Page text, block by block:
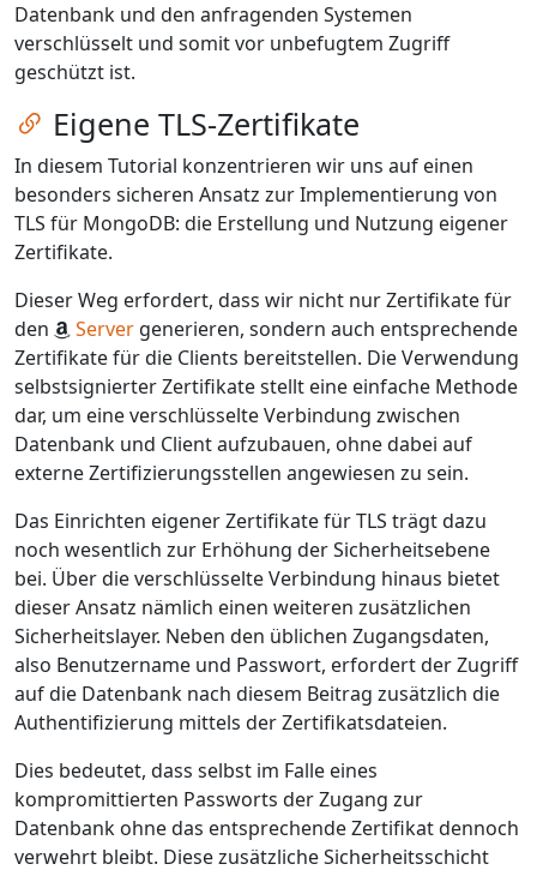
Datenbank und den anfragenden Systemen
verschlüsselt und somit vor unbefugtem Zugriff
geschützt ist.
Zum Kapitel springen
Eigene TLS-Zertifikate
In diesem Tutorial konzentrieren wir uns auf einen
besonders sicheren Ansatz zur Implementierung von
TLS für MongoDB: die Erstellung und Nutzung eigener
Zertifikate.
Dieser Weg erfordert, dass wir nicht nur Zertifikate für
den
Server generieren, sondern auch entsprechende
Zertifikate für die Clients bereitstellen. Die Verwendung
selbstsignierter Zertifikate stellt eine einfache Methode
dar, um eine verschlüsselte Verbindung zwischen
Datenbank und Client aufzubauen, ohne dabei auf
externe Zertifizierungsstellen angewiesen zu sein.
Das Einrichten eigener Zertifikate für TLS trägt dazu
noch wesentlich zur Erhöhung der Sicherheitsebene
bei. Über die verschlüsselte Verbindung hinaus bietet
dieser Ansatz nämlich einen weiteren zusätzlichen
Sicherheitslayer. Neben den üblichen Zugangsdaten,
also Benutzername und Passwort, erfordert der Zugriff
auf die Datenbank nach diesem Beitrag zusätzlich die
Authentifizierung mittels der Zertifikatsdateien.
Dies bedeutet, dass selbst im Falle eines
kompromittierten Passworts der Zugang zur
Datenbank ohne das entsprechende Zertifikat dennoch
verwehrt bleibt. Diese zusätzliche Sicherheitsschicht